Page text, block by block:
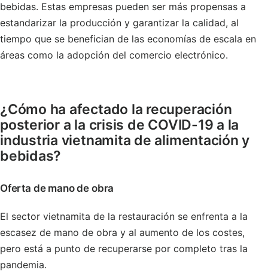
bebidas. Estas empresas pueden ser más propensas a
estandarizar la producción y garantizar la calidad, al
tiempo que se benefician de las economías de escala en
áreas como la adopción del comercio electrónico.
¿Cómo ha afectado la recuperación
posterior a la crisis de COVID-19 a la
industria vietnamita de alimentación y
bebidas?
Oferta de mano de obra
El sector vietnamita de la restauración se enfrenta a la
escasez de mano de obra y al aumento de los costes,
pero está a punto de recuperarse por completo tras la
pandemia.